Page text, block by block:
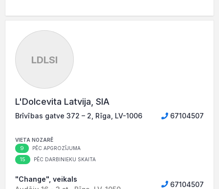
LDLSI
L'Dolcevita Latvija, SIA
Brīvības gatve 372 – 2, Rīga, LV-1006 67104507
VIETA NOZARĒ
9 PĒC APGROZĪJUMA
15 PĒC DARBINIEKU SKAITA
"Change", veikals
67104507